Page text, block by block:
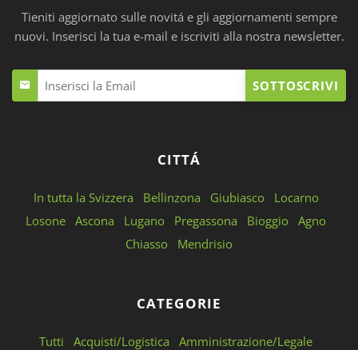
Tieniti aggiornato sulle novitá e gli aggiornamenti sempre
nuovi. Inserisci la tua e-mail e iscriviti alla nostra newsletter.
SOTTOSCRIVI
CITTÁ
In tutta la Svizzera Bellinzona Giubiasco
Locarno
Losone Ascona Lugano Pregassona Bioggio Agno
Chiasso
Mendrisio
CATEGORIE
Tutti Acquisti/Logistica
Amministrazione/Legale